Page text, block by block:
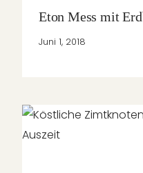
Eton Mess mit
Juni 1, 2018